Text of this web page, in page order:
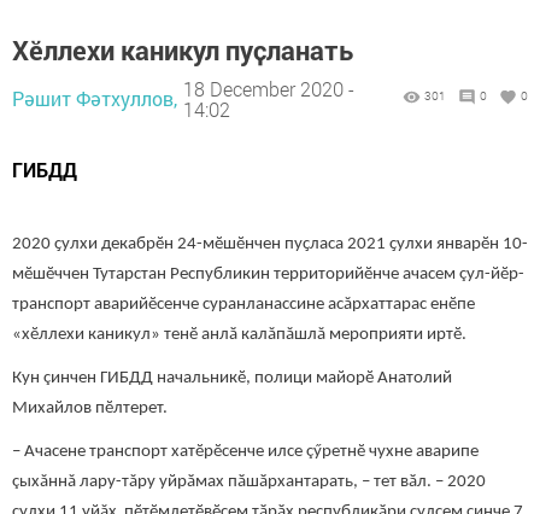
Хӗллехи каникул пуҫланать
Рәшит Фәтхуллов, 18 December 2020 -
14:02
301 0 0
ГИБДД
2020 ҫулхи декабрӗн 24-мӗшӗнчен пуҫласа 2021 ҫулхи январӗн 10-
мӗшӗччен Тутарстан Республикин территорийӗнче ачасем çул-йӗр-
транспорт аварийӗсенче суранланассине асăрхаттарас енӗпе
«хӗллехи каникул» тенӗ анлӑ калăпăшлă мероприяти иртӗ.
Кун çинчен ГИБДД начальникӗ, полици майорӗ Анатолий
Михайлов пӗлтерет.
– Ачасене транспорт хатӗрӗсенче илсе çӳретнӗ чухне аварипе
çыхăннă лару-тăру уйрӑмах пӑшӑрхантарать, – тет вӑл. – 2020